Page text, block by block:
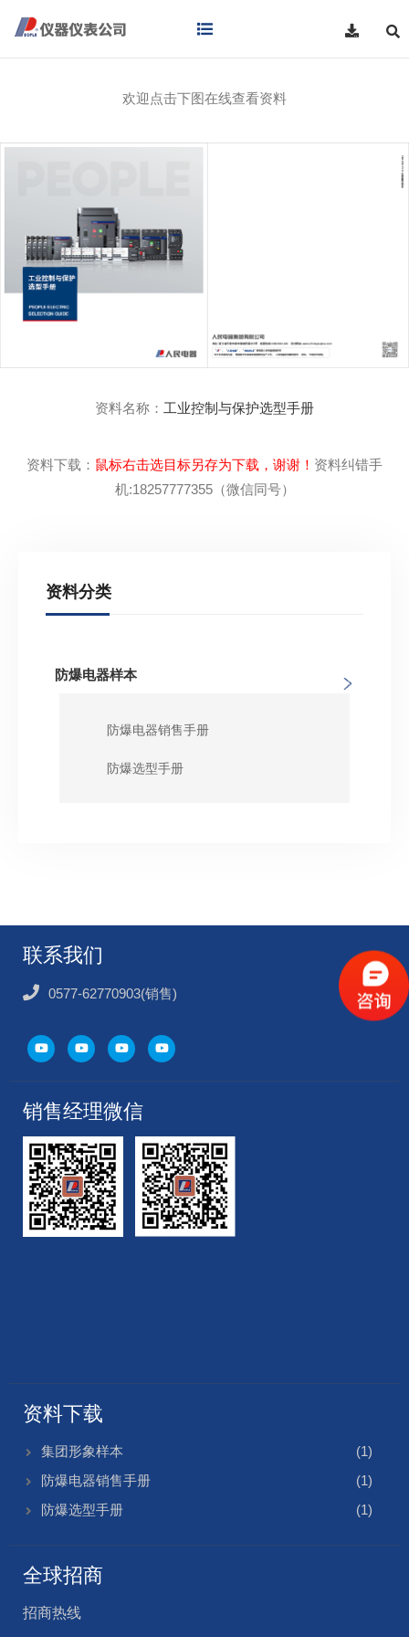
欢迎点击下图在线查看资料
资料名称： 工业控制与保护选型手册
资料下载： 鼠标右击选目标另存为下载，谢谢！ 资料纠错手
机:18257777355（微信同号）
资料分类
防爆电器样本
防爆电器销售手册
防爆选型手册
联系我们
0577-62770903(销售)
销售经理微信
资料下载
集团形象样本
(1)
防爆电器销售手册
(1)
防爆选型手册
(1)
全球招商
招商热线